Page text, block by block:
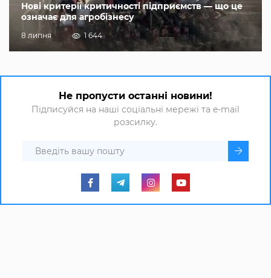
Нові критерії критичності підприємств — що це
означає для агробізнесу
8 липня 1 644
Не пропусти останні новини!
Підписуйся на наші соціальні мережі та e-mail
розсилку.